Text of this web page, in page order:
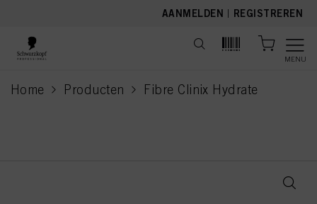
AANMELDEN | REGISTREREN
MENU
Home Producten Fibre Clinix Hydrate
current page